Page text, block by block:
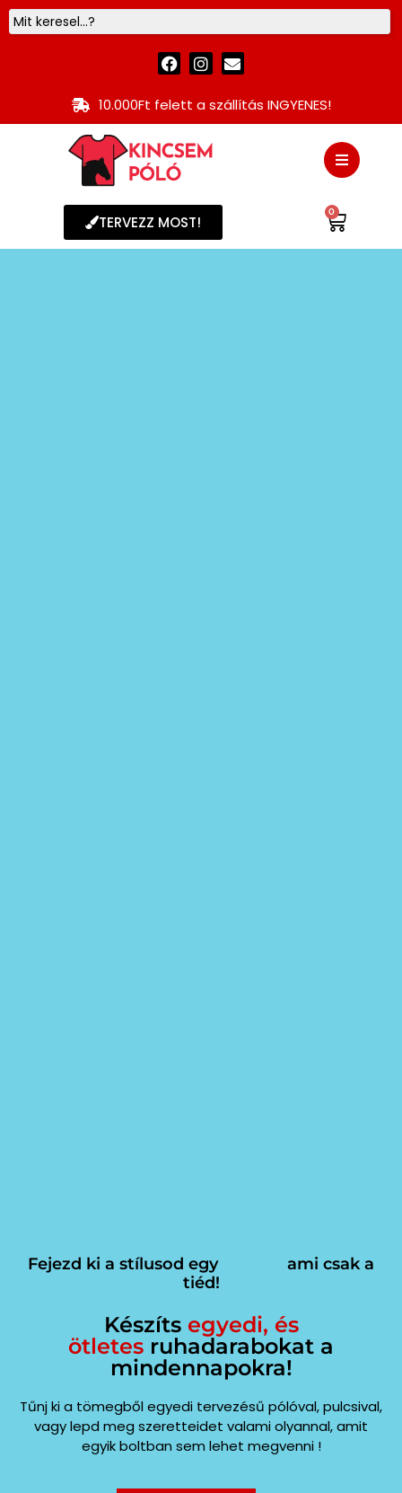
10.000Ft felett a szállítás INGYENES!
TERVEZZ MOST!
0
Fejezd ki a stílusod egy
ami csak a
tiéd!
Készíts egyedi, és
ötletes ruhadarabokat a
mindennapokra!
Tűnj ki a tömegből egyedi tervezésű pólóval, pulcsival,
vagy lepd meg szeretteidet valami olyannal, amit
egyik boltban sem lehet megvenni !